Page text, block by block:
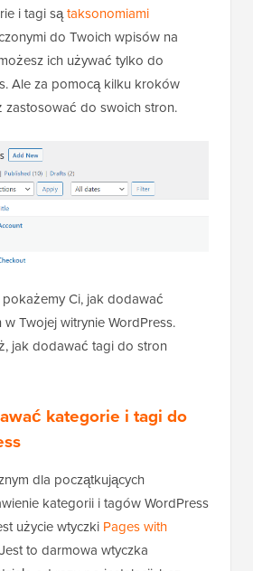
i tagi sątaksonomiami
do Twoich wpisów na
ich używać tylko do
Ale za pomocą kilku kroków
zastosować do swoich stron.
Ci, jak dodawać
Twojej witrynie WordPress.
jak dodawać tagi do stron
kategorie i tagi do
dla początkujących
kategorii i tagów WordPress
użycie wtyczki Pages with
to darmowa wtyczka